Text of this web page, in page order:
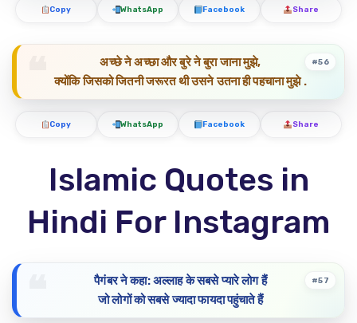
Copy WhatsApp Facebook Share
अच्छे ने अच्छा और बुरे ने बुरा जाना मुझे,
क्योंकि जिसको जितनी जरूरत थी उसने उतना ही पहचाना मुझे .
#56
Copy WhatsApp Facebook Share
Islamic Quotes in
Hindi For Instagram
पैगंबर ने कहा: अल्लाह के सबसे प्यारे लोग हैं
जो लोगों को सबसे ज्यादा फायदा पहुंचाते हैं
#57